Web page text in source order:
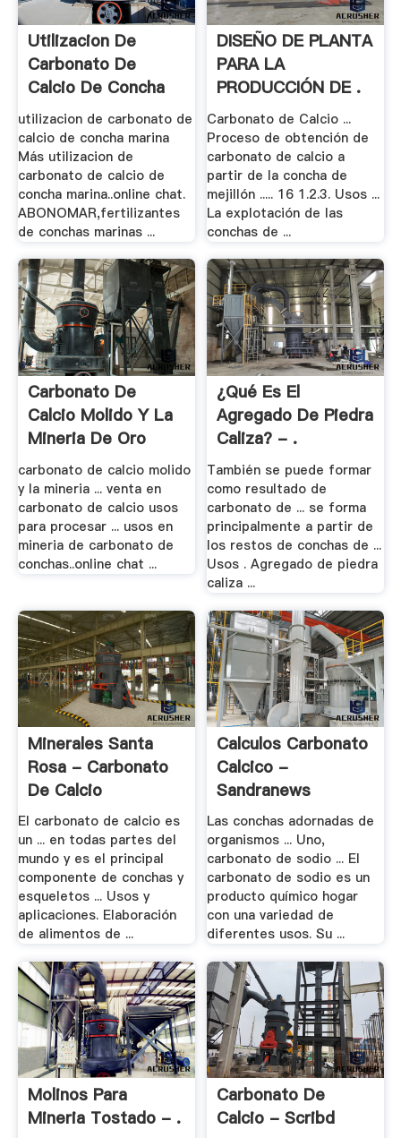
Utilizacion De
Carbonato De
Calcio De Concha
Marina
utilizacion de carbonato de
calcio de concha marina
Más utilizacion de
carbonato de calcio de
concha marina..online chat.
ABONOMAR,fertilizantes
de conchas marinas ...
DISEÑO DE PLANTA
PARA LA
PRODUCCIÓN DE .
Carbonato de Calcio ...
Proceso de obtención de
carbonato de calcio a
partir de la concha de
mejillón ..... 16 1.2.3. Usos ...
La explotación de las
conchas de ...
Carbonato De
Calcio Molido Y La
Mineria De Oro
carbonato de calcio molido
y la mineria ... venta en
carbonato de calcio usos
para procesar ... usos en
mineria de carbonato de
conchas..online chat ...
¿Qué Es El
Agregado De Piedra
Caliza? - .
También se puede formar
como resultado de
carbonato de ... se forma
principalmente a partir de
los restos de conchas de ...
Usos . Agregado de piedra
caliza ...
Minerales Santa
Rosa - Carbonato
De Calcio
El carbonato de calcio es
un ... en todas partes del
mundo y es el principal
componente de conchas y
esqueletos ... Usos y
aplicaciones. Elaboración
de alimentos de ...
Calculos Carbonato
Calcico -
Sandranews
Las conchas adornadas de
organismos ... Uno,
carbonato de sodio ... El
carbonato de sodio es un
producto químico hogar
con una variedad de
diferentes usos. Su ...
Molinos Para
Mineria Tostado - .
Carbonato De
Calcio - Scribd